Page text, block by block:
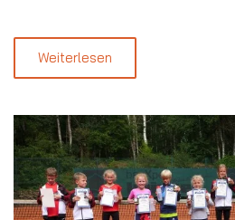
Weiterlesen